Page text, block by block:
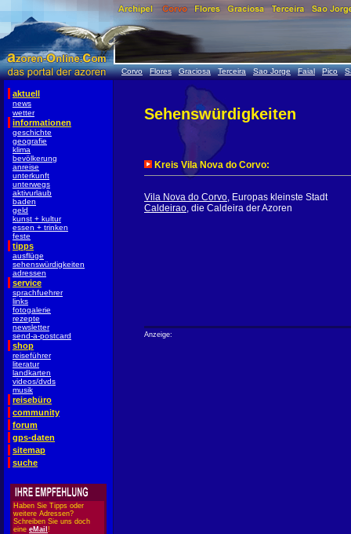
Corvo Flores Graciosa Terceira Sao Jorge Faial Pico
aktuell
news
wetter
informationen
geschichte
geografie
klima
bevölkerung
anreise
unterkunft
unterwegs
aktivurlaub
baden
geld
kunst + kultur
essen + trinken
feste
tipps
ausflüge
sehenswürdigkeiten
adressen
service
sprachfuehrer
links
fotogalerie
rezepte
newsletter
send-a-postcard
shop
reiseführer
literatur
landkarten
videos/dvds
musik
reisebüro
community
forum
gps-daten
sitemap
suche
Haben Sie Tipps oder
weitere Adressen?
Schreiben Sie uns doch
eine eMail !
Sehenswürdigkeiten
Kreis Vila Nova do Corvo:
Vila Nova do Corvo, Europas kleinste Stadt
Caldeirao, die Caldeira der Azoren
Anzeige: